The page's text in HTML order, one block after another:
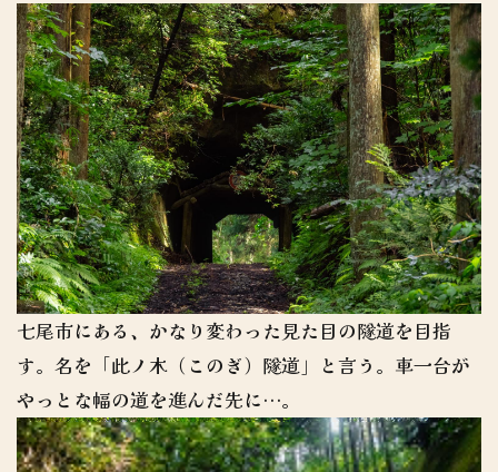
七尾市にある、かなり変わった見た目の隧道を目指
す。名を「此ノ木（このぎ）隧道」と言う。車一台が
やっとな幅の道を進んだ先に…。